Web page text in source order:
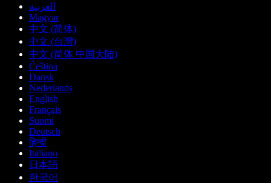
العربية
Magyar
中文 (简体)
中文 (台灣)
中文 (简体 中国大陆)
Čeština
Dansk
Nederlands
English
Français
Suomi
Deutsch
हिन्दी
Italiano
日本語
한국어